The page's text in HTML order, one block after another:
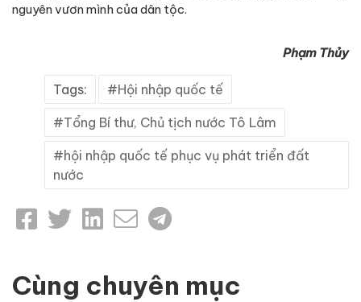
nguyên vươn mình của dân tộc.
Phạm Thủy
Tags: Hội nhập quốc tế
Tổng Bí thư, Chủ tịch nước Tô Lâm
hội nhập quốc tế phục vụ phát triển đất
nước
Cùng chuyên mục